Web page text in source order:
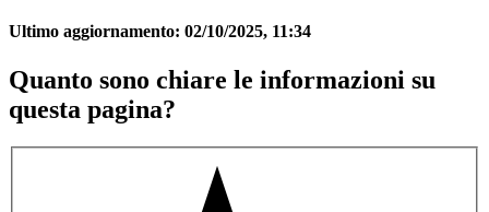
Ultimo aggiornamento: 02/10/2025, 11:34
Quanto sono chiare le informazioni su
questa pagina?